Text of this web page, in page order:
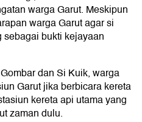
warga Garut. Meskipun
warga Garut agar si
bukti kejayaan
dan Si Kuik, warga
Garut jika berbicara kereta
kereta api utama yang
zaman dulu.